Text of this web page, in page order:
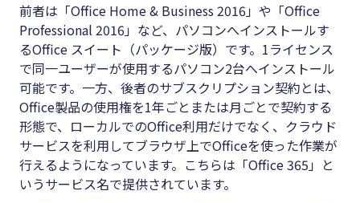
前者は「Office Home & Business 2016」や「Office
Professional 2016」など、パソコンへインストールす
るOffice スイート（パッケージ版）です。1ライセンス
で同一ユーザーが使用するパソコン2台へインストール
可能です。一方、後者のサブスクリプション契約とは、
Office製品の使用権を1年ごとまたは月ごとで契約する
形態で、ローカルでのOffice利用だけでなく、クラウド
サービスを利用してブラウザ上でOfficeを使った作業が
行えるようになっています。こちらは「Office 365」と
いうサービス名で提供されています。